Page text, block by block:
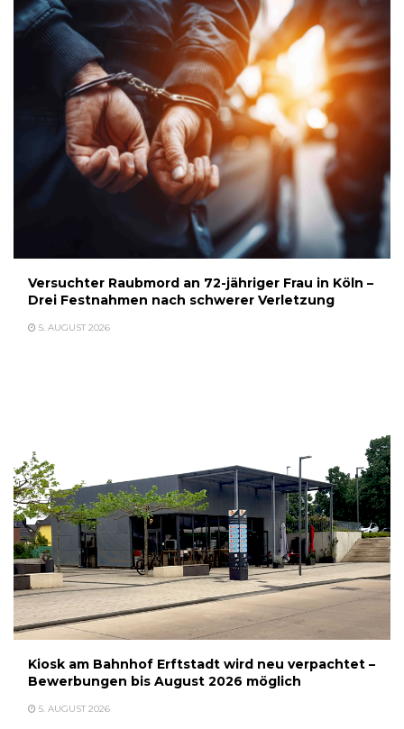
Versuchter Raubmord an 72-jähriger Frau in Köln –
Drei Festnahmen nach schwerer Verletzung
5. AUGUST 2026
Kiosk am Bahnhof Erftstadt wird neu verpachtet –
Bewerbungen bis August 2026 möglich
5. AUGUST 2026